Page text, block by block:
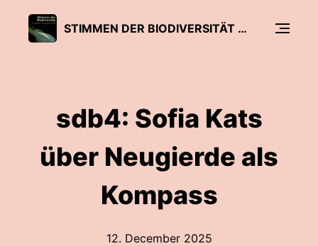
STIMMEN DER BIODIVERSITÄT - DER PODCAST ZU BIOLOGISCHER VIELFALT
sdb4: Sofia Kats
über Neugierde als
Kompass
12. December 2025